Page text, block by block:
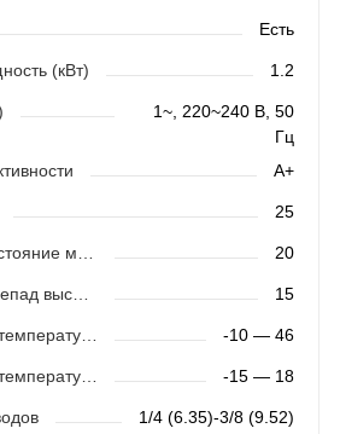
Есть
(кВт) 1.2
1~, 220~240 В, 50
Гц
A+
25
20
Максимальный перепад высот (м) 15
Рабочий диапазон температур (охлаждение) -10 — 46
Рабочий диапазон температур (обогрев) -15 — 18
1/4 (6.35)-3/8 (9.52)